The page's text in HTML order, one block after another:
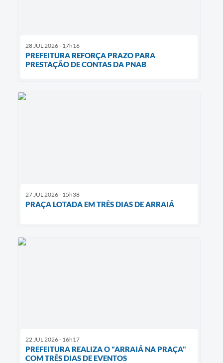
28 JUL 2026 - 17h16
PREFEITURA REFORÇA PRAZO PARA
PRESTAÇÃO DE CONTAS DA PNAB
27 JUL 2026 - 15h38
PRAÇA LOTADA EM TRÊS DIAS DE ARRAIÁ
22 JUL 2026 - 16h17
PREFEITURA REALIZA O "ARRAIÁ NA PRAÇA"
COM TRÊS DIAS DE EVENTOS